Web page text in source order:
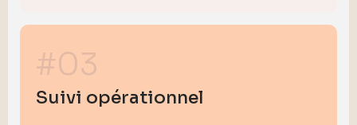
Suivi opérationnel
#03